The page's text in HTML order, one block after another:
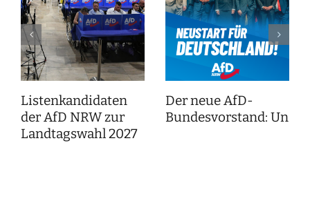
Listenkandidaten
der AfD NRW zur
Landtagswahl 2027
Der neue AfD-
Bundesvorstand: